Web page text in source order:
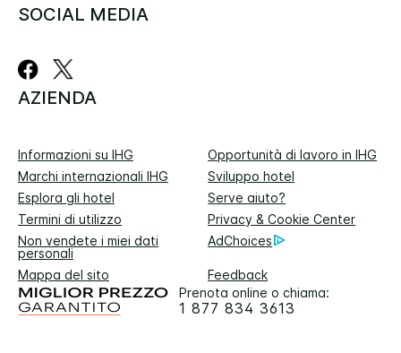
SOCIAL MEDIA
AZIENDA
Informazioni su IHG
Opportunità di lavoro in IHG
Marchi internazionali IHG
Sviluppo hotel
Esplora gli hotel
Serve aiuto?
Termini di utilizzo
Privacy & Cookie Center
Non vendete i miei dati
personali
AdChoices
Mappa del sito
Feedback
Prenota online o chiama:
1 877 834 3613